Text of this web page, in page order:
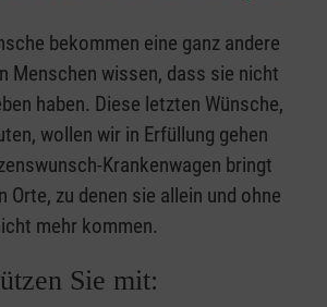
bekommen eine ganz andere
Menschen wissen, dass sie nicht
haben. Diese letzten Wünsche,
wollen wir in Erfüllung gehen
Krankenwagen bringt
Orte, zu denen sie allein und ohne
mehr kommen.
Sie mit: